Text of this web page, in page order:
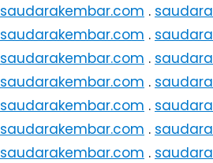
saudarakembar.com .
saudarakembar.com .
saudarakembar.com .
saudarakembar.com .
saudarakembar.com .
saudarakembar.com .
saudarakembar.com .